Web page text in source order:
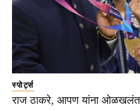
स्पोर्ट्स
राज ठाकरे, आपण यांना ओळखलंत